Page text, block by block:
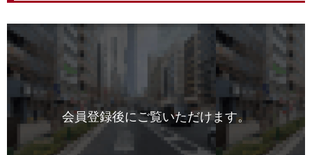
会員登録後にご覧いただけます。